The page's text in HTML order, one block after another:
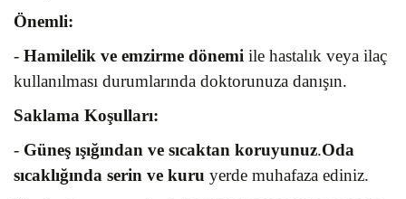
Önemli:
- Hamilelik ve emzirme dönemi ile hastalık veya ilaç
kullanılması durumlarında doktorunuza danışın.
Saklama Koşulları:
- Güneş ışığından ve sıcaktan koruyunuz.Oda
sıcaklığında serin ve kuru yerde muhafaza ediniz.